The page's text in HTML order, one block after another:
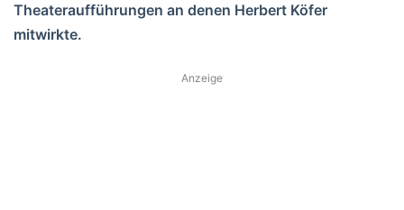
Theateraufführungen an denen Herbert Köfer
mitwirkte.
Anzeige